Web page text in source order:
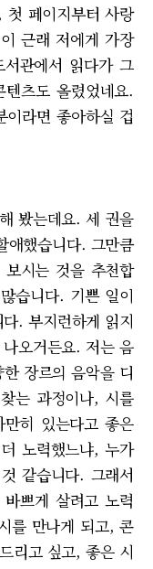
첫 페이지부터 사랑
근래 저에게 가장
관에서 읽다가 그
츠도 올렸었네요.
라면 좋아하실 겁
봤는데요. 세 권을
애했습니다. 그만큼
시는 것을 추천합
습니다. 기쁜 일이
. 부지런하게 읽지
오거든요. 저는 음
장르의 음악을 디
는 과정이나, 시를
히 있는다고 좋은
노력했느냐, 누가
같습니다. 그래서
쁘게 살려고 노력
를 만나게 되고, 콘
리고 싶고, 좋은 시